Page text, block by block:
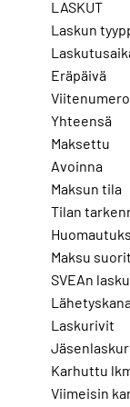
LASKUT
Laskun
Eräpäivä
Viitenumero
Yhteensä
Maksettu
Avoinna
Maksun tila
Tilan
Maksu
SVEAn
Laskurivit
Karhuttu
Viimeisin